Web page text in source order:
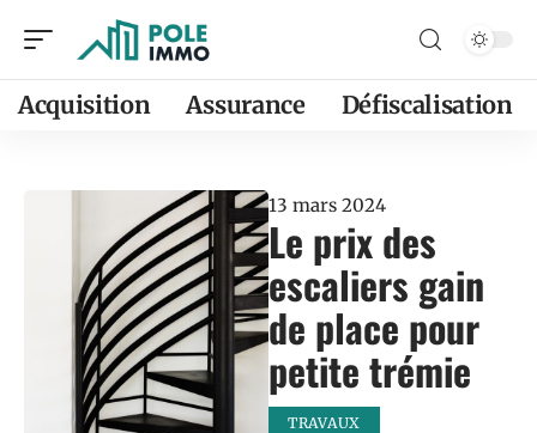
Acquisition Assurance Défiscalisation
13 mars 2024
Le prix des
escaliers gain
de place pour
petite trémie
TRAVAUX